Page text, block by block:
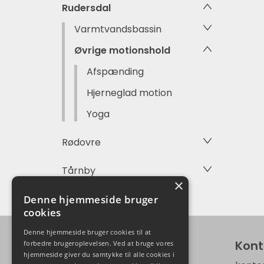
Rudersdal
Varmtvandsbassin
Øvrige motionshold
Afspænding
Hjerneglad motion
Yoga
Rødovre
Tårnby
Adresse
×
Denne hjemmeside bruger
cookies
Denne hjemmeside bruger cookies til at
forbedre brugeroplevelsen. Ved at bruge vores
hjemmeside giver du samtykke til alle cookies i